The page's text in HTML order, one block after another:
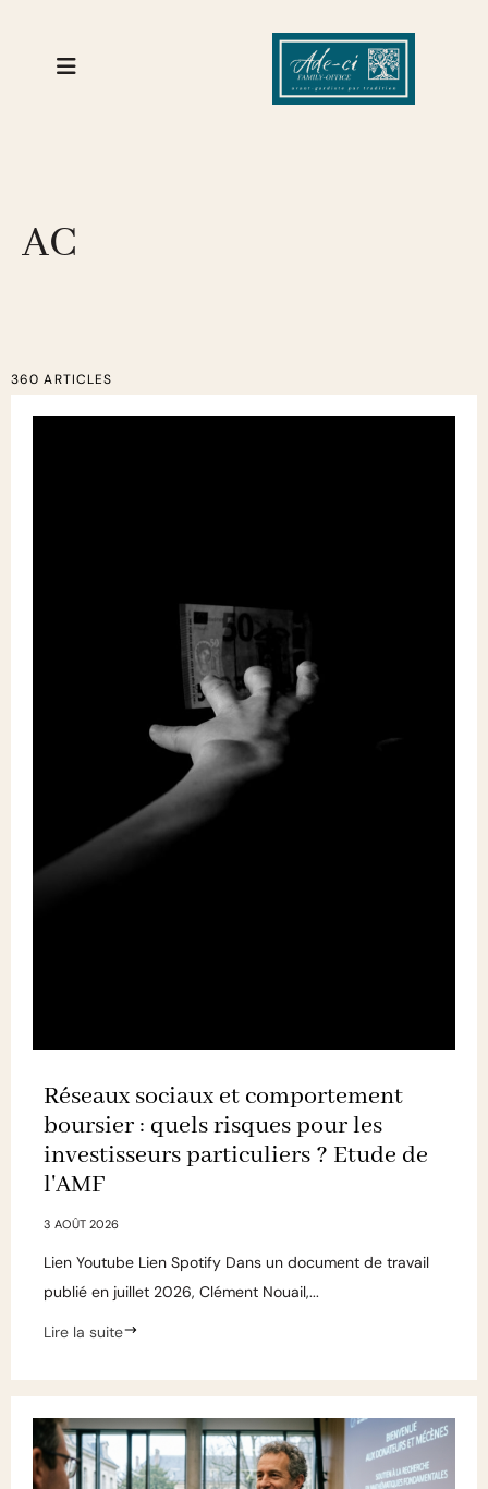
AC
360 ARTICLES
Réseaux sociaux et comportement
boursier : quels risques pour les
investisseurs particuliers ? Etude de
l'AMF
3 AOÛT 2026
Lien Youtube Lien Spotify Dans un document de travail
publié en juillet 2026, Clément Nouail,...
Lire la suite